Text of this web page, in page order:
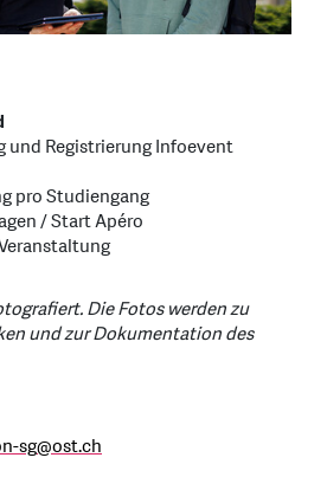
und Registrierung Infoevent
pro Studiengang
/ Start Apéro
Die Fotos werden zu
und zur Dokumentation des
sg@ost.ch